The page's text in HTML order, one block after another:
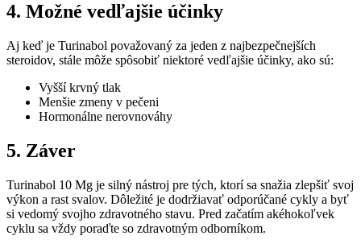
4. Možné vedľajšie účinky
Aj keď je Turinabol považovaný za jeden z najbezpečnejších
steroidov, stále môže spôsobiť niektoré vedľajšie účinky, ako sú:
Vyšší krvný tlak
Menšie zmeny v pečeni
Hormonálne nerovnováhy
5. Záver
Turinabol 10 Mg je silný nástroj pre tých, ktorí sa snažia zlepšiť svoj
výkon a rast svalov. Dôležité je dodržiavať odporúčané cykly a byť
si vedomý svojho zdravotného stavu. Pred začatím akéhokoľvek
cyklu sa vždy poraďte so zdravotným odborníkom.